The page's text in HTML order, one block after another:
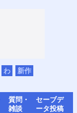
わ
新作
質問・
雑談
セーブデ
ータ投稿